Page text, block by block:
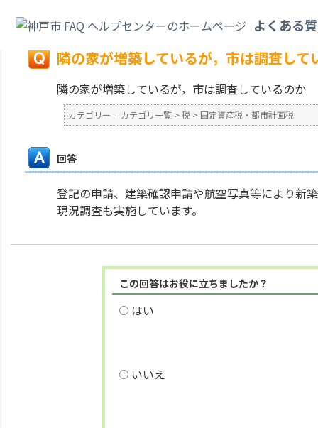
よくある
戻る
隣の家が増築しているが，市は調査して
隣の家が増築しているが，市は調査しているのか
カテゴリー : カテゴリ一覧 > 税 > 固定資産税・都市計画税
回答
登記の申請、建築確認申請や航空写真等により新
現況調査も実施しています。
この回答はお役に立ちましたか？
はい
いいえ